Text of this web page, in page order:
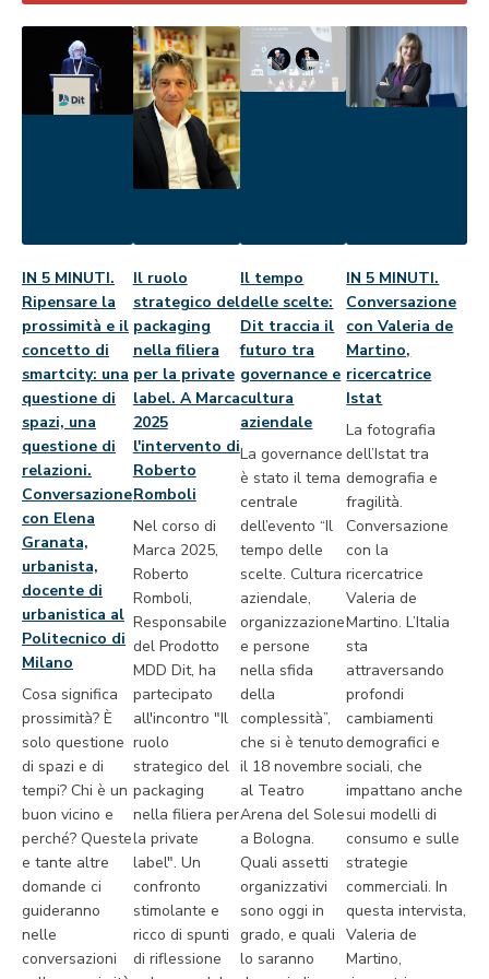
IN 5 MINUTI.
Ripensare la
prossimità e il
concetto di
smartcity: una
questione di
spazi, una
questione di
relazioni.
Conversazione
con Elena
Granata,
urbanista,
docente di
urbanistica al
Politecnico di
Milano
Cosa significa
prossimità? È
solo questione
di spazi e di
tempi? Chi è un
buon vicino e
perché? Queste
e tante altre
domande ci
guideranno
nelle
conversazioni
Il ruolo
strategico del
packaging
nella filiera
per la private
label. A Marca
2025
l'intervento di
Roberto
Romboli
Nel corso di
Marca 2025,
Roberto
Romboli,
Responsabile
del Prodotto
MDD Dit, ha
partecipato
all'incontro "Il
ruolo
strategico del
packaging
nella filiera per
la private
label". Un
confronto
stimolante e
ricco di spunti
di riflessione
Il tempo
delle scelte:
Dit traccia il
futuro tra
governance e
cultura
aziendale
La governance
è stato il tema
centrale
dell’evento “Il
tempo delle
scelte. Cultura
aziendale,
organizzazione
e persone
nella sfida
della
complessità”,
che si è tenuto
il 18 novembre
al Teatro
Arena del Sole
a Bologna.
Quali assetti
organizzativi
sono oggi in
grado, e quali
lo saranno
IN 5 MINUTI.
Conversazione
con Valeria de
Martino,
ricercatrice
Istat
La fotografia
dell’Istat tra
demografia e
fragilità.
Conversazione
con la
ricercatrice
Valeria de
Martino. L’Italia
sta
attraversando
profondi
cambiamenti
demografici e
sociali, che
impattano anche
sui modelli di
consumo e sulle
strategie
commerciali. In
questa intervista,
Valeria de
Martino,